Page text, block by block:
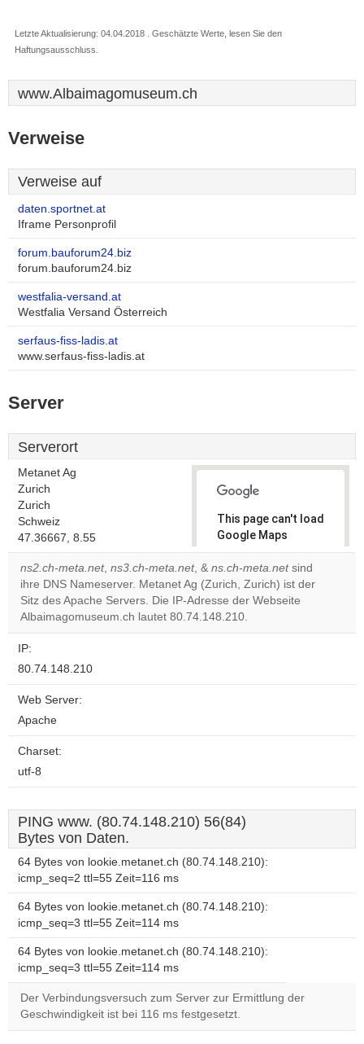
Letzte Aktualisierung: 04.04.2018 . Geschätzte Werte, lesen Sie den
Haftungsausschluss.
www.Albaimagomuseum.ch
Verweise
Verweise auf
daten.sportnet.at
Iframe Personprofil
forum.bauforum24.biz
forum.bauforum24.biz
westfalia-versand.at
Westfalia Versand Österreich
serfaus-fiss-ladis.at
www.serfaus-fiss-ladis.at
Server
Serverort
Metanet Ag
Zurich
Zurich
Schweiz
47.36667, 8.55
This page can't load
Google Maps
correctly.
Do you
own this
website?
ns2.ch-meta.net, ns3.ch-meta.net, & ns.ch-meta.netsind
ihre DNS Nameserver. Metanet Ag (Zurich, Zurich) ist der
Sitz des Apache Servers. Die IP-Adresse der Webseite
Albaimagomuseum.ch lautet 80.74.148.210.
IP:
80.74.148.210
Web Server:
Apache
Charset:
utf-8
PING www. (80.74.148.210) 56(84)
Bytes von Daten.
64 Bytes von lookie.metanet.ch (80.74.148.210):
icmp_seq=2 ttl=55 Zeit=116 ms
64 Bytes von lookie.metanet.ch (80.74.148.210):
icmp_seq=3 ttl=55 Zeit=114 ms
64 Bytes von lookie.metanet.ch (80.74.148.210):
icmp_seq=3 ttl=55 Zeit=114 ms
Der Verbindungsversuch zum Server zur Ermittlung der
Geschwindigkeit ist bei 116 ms festgesetzt.